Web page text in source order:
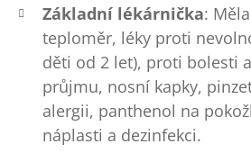
Základní lékárnička:
teploměr, léky proti
děti od 2 let), proti bolesti
průjmu, nosní kapky,
alergii, panthenol na
náplasti a dezinfekci.